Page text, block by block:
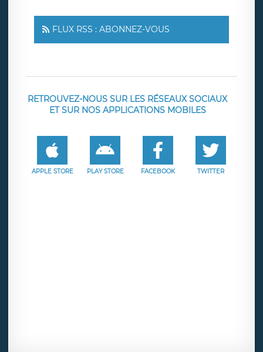
FLUX RSS : ABONNEZ-VOUS
RETROUVEZ-NOUS SUR LES RÉSEAUX SOCIAUX
ET SUR NOS APPLICATIONS MOBILES
APPLE STORE PLAY STORE FACEBOOK TWITTER